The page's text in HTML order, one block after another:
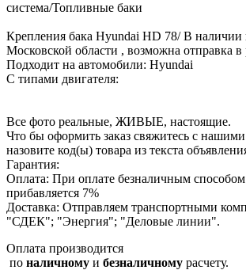
система/Топливные баки
Крепления бака Hyundai HD 78/ В наличии
Московской области , возможна отправка
Подходит на автомобили: Hyundai
С типами двигателя:
Все фото реальные, ЖИВЫЕ, настоящие.
Что бы оформить заказ свяжитесь с
назовите код(ы) товара из текста
Гарантия:
Оплата: При оплате безналичным
прибавляется 7%
Доставка: Отправляем транспортными
"СДЕК"; "Энергия"; "Деловые линии".
Оплата производится
по наличному и безналичному расчету.